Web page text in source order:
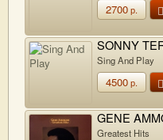
2700р.
SONNY
Sing And Play
4500р.
GENE
Greatest Hits